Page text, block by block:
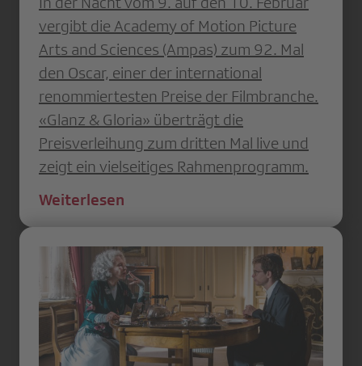
vergibt die Academy of Motion Picture
Arts and Sciences (Ampas) zum 92. Mal
den Oscar, einer der international
renommiertesten Preise der Filmbranche.
«Glanz & Gloria» überträgt die
Preisverleihung zum dritten Mal live und
zeigt ein vielseitiges Rahmenprogramm.
Weiterlesen